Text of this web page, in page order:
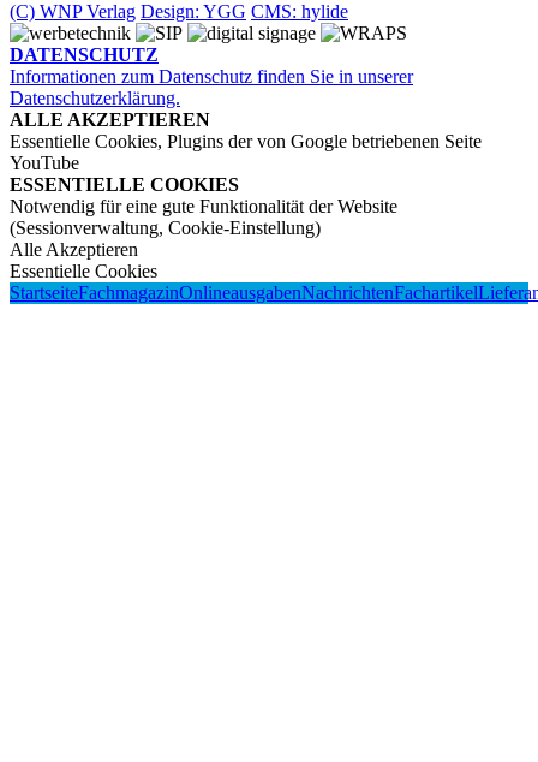
(C) WNP Verlag Design: YGG CMS: hylide
DATENSCHUTZ
Informationen zum Datenschutz finden Sie in unserer
Datenschutzerklärung.
ALLE AKZEPTIEREN
Essentielle Cookies, Plugins der von Google betriebenen Seite
YouTube
ESSENTIELLE COOKIES
Notwendig für eine gute Funktionalität der Website
(Sessionverwaltung, Cookie-Einstellung)
Alle Akzeptieren
Essentielle Cookies
StartseiteFachmagazinOnlineausgabenNachrichtenFachartikel